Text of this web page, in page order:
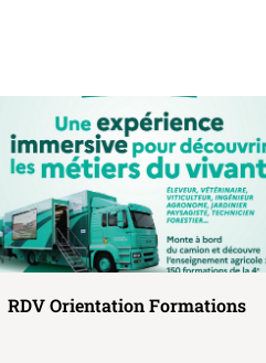
Samedi 21 mars : Portes